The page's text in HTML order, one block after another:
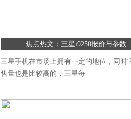
焦点热文：三星i9250报价与参数
三星手机在市场上拥有一定的地位，同时
售量也是比较高的，三星每